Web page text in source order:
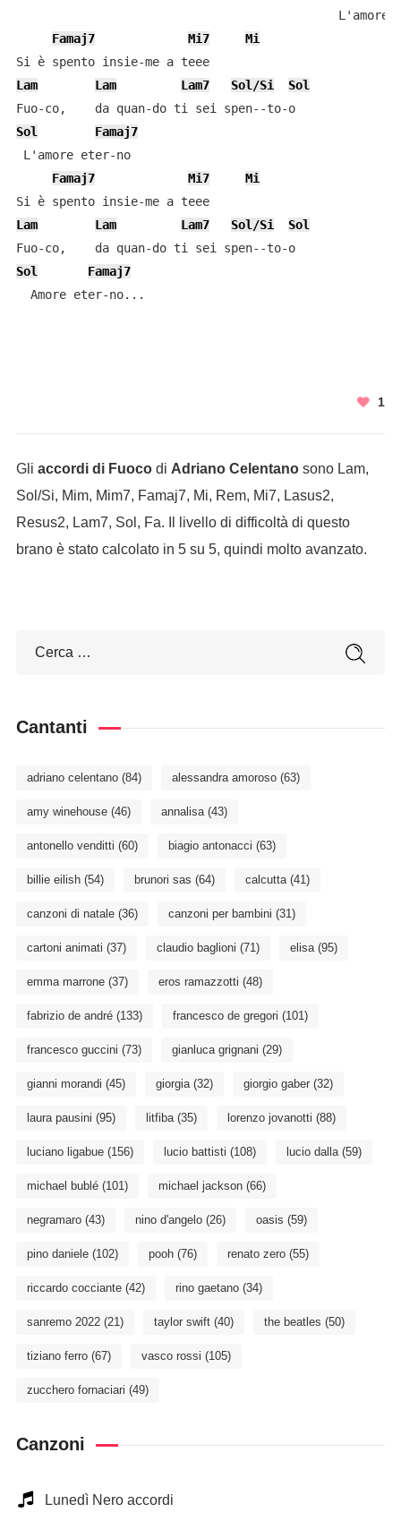
L'amore
Famaj7
Mi7
Mi
Si è spento insie-me a teee
Lam
Lam Lam7 Sol/Si
Sol
Fuo-co,    da quan-do ti sei spen--to-o
Sol
Famaj7
L'amore eter-no
Famaj7
Mi7
Mi
Si è spento insie-me a teee
Lam
Lam Lam7 Sol/Si
Sol
Fuo-co,    da quan-do ti sei spen--to-o
Sol
Famaj7
  Amore eter-no...
1
Gli accordi di Fuocodi Adriano Celentanosono Lam,
Sol/Si, Mim, Mim7, Famaj7, Mi, Rem, Mi7, Lasus2,
Resus2, Lam7, Sol, Fa. Il livello di difficoltà di questo
brano è stato calcolato in 5 su 5, quindi molto avanzato.
Cantanti
adriano celentano(84) alessandra amoroso(63)
amy winehouse(46) annalisa(43)
antonello venditti (60) biagio antonacci (63)
billie eilish(54) brunori sas (64) calcutta(41)
canzoni di natale(36) canzoni per bambini (31)
cartoni animati (37) claudio baglioni (71) elisa(95)
emma marrone(37) eros ramazzotti (48)
fabrizio de andré(133) francesco de gregori (101)
francesco guccini (73) gianluca grignani (29)
gianni morandi (45) giorgia(32) giorgio gaber(32)
laura pausini (95) litfiba(35) lorenzo jovanotti (88)
luciano ligabue(156) lucio battisti (108) lucio dalla(59)
michael bublé(101) michael jackson(66)
negramaro(43) nino d'angelo(26) oasis (59)
pino daniele(102) pooh(76) renato zero(55)
riccardo cocciante(42) rino gaetano(34)
sanremo 2022(21) taylor swift(40) the beatles (50)
tiziano ferro(67) vasco rossi (105)
zucchero fornaciari (49)
Canzoni
Lunedì Nero accordi